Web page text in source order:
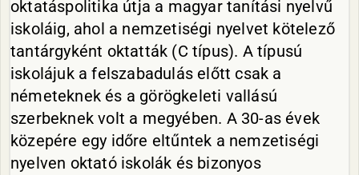
oktatáspolitika útja a magyar tanítási nyelvű
iskoláig, ahol a nemzetiségi nyelvet kötelező
tantárgyként oktatták (C típus). A típusú
iskolájuk a felszabadulás előtt csak a
németeknek és a görögkeleti vallású
szerbeknek volt a megyében. A 30-as évek
közepére egy időre eltűntek a nemzetiségi
nyelven oktató iskolák és bizonyos